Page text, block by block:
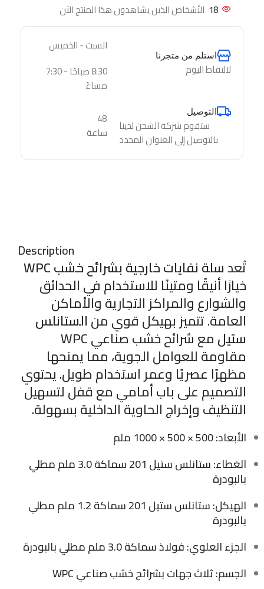
18 الأشخاص الذين يشاهدون هذا المنتج الآن
استلم من متجرنا
لالتقاط اليوم
السبت - الخميس
8:30 صباحًا - 7:30
مساءً
التوصيل
ستقوم شركة الشحن لدينا
بالتوصيل إلى العنوان المحدد
48
ساعة
Description
تُعدسلة نفايات خارجية بشرائح خشب WPC
خيارًا أنيقًا ومتينًا للاستخدام في الحدائق
والشوارع والمراكز التجارية والأماكن
العامة. تتميز بهيكل قوي منالستانلس
ستيل مع شرائح خشب صناعي WPC
مقاومة للعوامل الجوية، مما يمنحها
مظهرًا عصريًا وعمر استخدام طويل. يحتوي
التصميم على باب أمامي مع قفل لتسهيل
التنظيف وإخراج الحاوية الداخلية بسهولة.
الأبعاد: 500 × 500 × 1000 ملم
الغطاء: ستانلس ستيل 201 سماكة 3.0 ملم مطلي
بالبودرة
الهيكل: ستانلس ستيل 201 سماكة 1.2 ملم مطلي
بالبودرة
الجزء العلوي: فولاذ سماكة 3.0 ملم مطلي بالبودرة
الجسم: ثلاث جهات بشرائح خشب صناعي WPC